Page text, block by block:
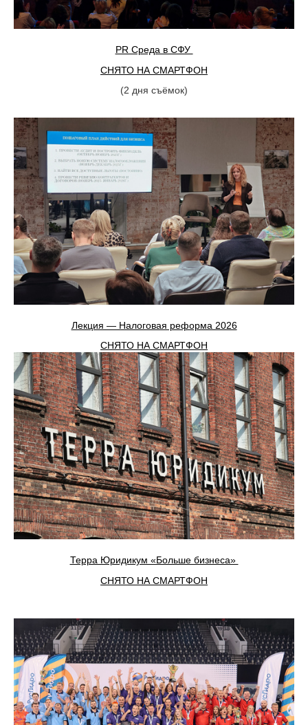
PR Среда в СФУ
СНЯТО НА СМАРТФОН
(2 дня съёмок)
Лекция — Налоговая реформа 2026
СНЯТО НА СМАРТФОН
Терра Юридикум «Больше бизнеса»
СНЯТО НА СМАРТФОН